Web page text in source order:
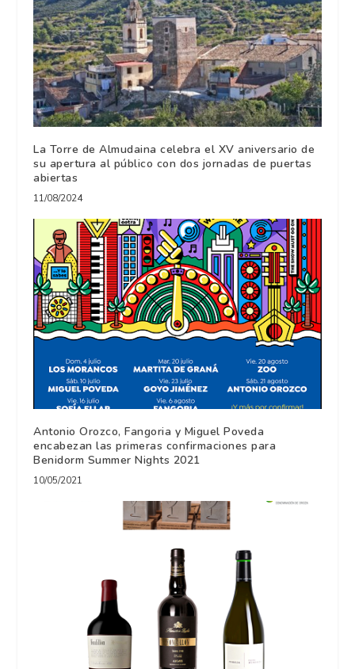
La Torre de Almudaina celebra el XV aniversario de
su apertura al público con dos jornadas de puertas
abiertas
11/08/2024
Antonio Orozco, Fangoria y Miguel Poveda
encabezan las primeras confirmaciones para
Benidorm Summer Nights 2021
10/05/2021